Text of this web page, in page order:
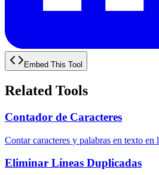
Embed This Tool
Related Tools
Contador de Caracteres
Contar caracteres y palabras en texto en
Eliminar Líneas Duplicadas